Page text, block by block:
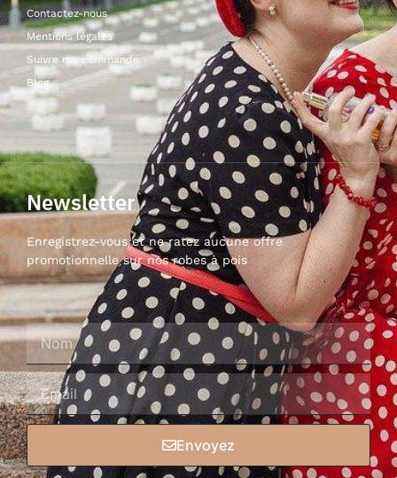
Contactez-nous
Mentions légales
Suivre ma commande
Blog
Newsletter
Enregistrez-vous et ne ratez aucune offre
promotionnelle sur nos robes à pois
Envoyez